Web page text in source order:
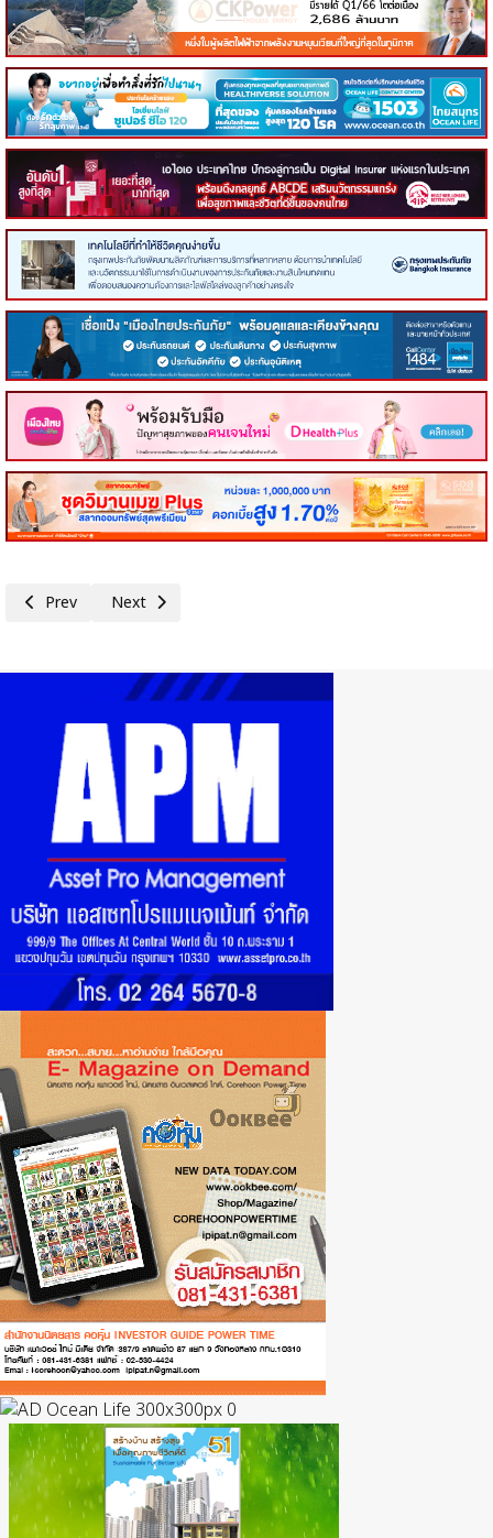
Previous article: OCEAN LIFE ไทยสมุทรประกันชีวิต จัดเต็มกิจกรรมแน่น
Prev Next article: 75 ปี ประกันภัยไทยวิวัฒน์ คิดเผื่อแม้วันฝนตก ส่
Next